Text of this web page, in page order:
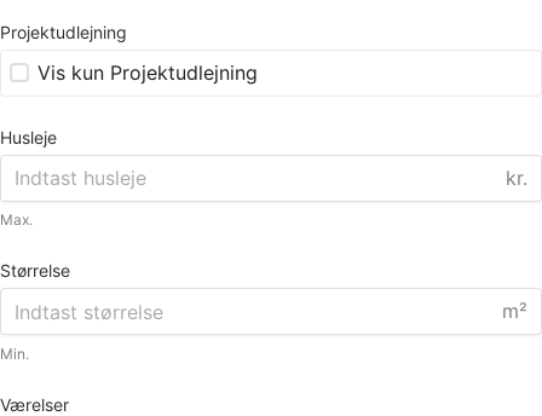
Projektudlejning
Vis kun Projektudlejning
Husleje
kr.
Max.
Størrelse
m²
Min.
Værelser